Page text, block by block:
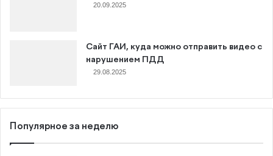
20.09.2025
Сайт ГАИ, куда можно отправить видео с
нарушением ПДД
29.08.2025
Популярное за неделю